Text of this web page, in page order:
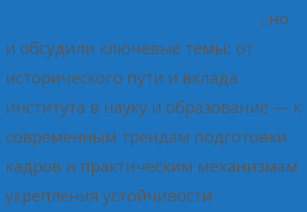
, но
и обсудили ключевые темы: от
исторического пути и вклада
института в науку и образование — к
современным трендам подготовки
кадров и практическим механизмам
укрепления устойчивости